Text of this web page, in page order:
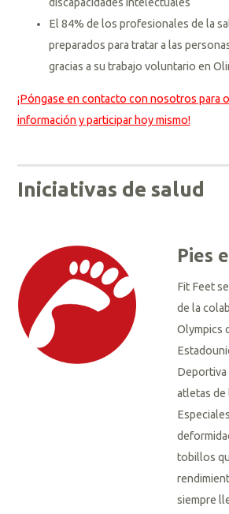
El 84% de los profesionales de la
preparados para tratar a las
gracias a su trabajo voluntario en
¡Póngase en contacto con nosotros para
información y participar hoy mismo!
Iniciativas de salud
Pies
Fit Feet
de la
Olympics
atletas de
tobillos
siempre